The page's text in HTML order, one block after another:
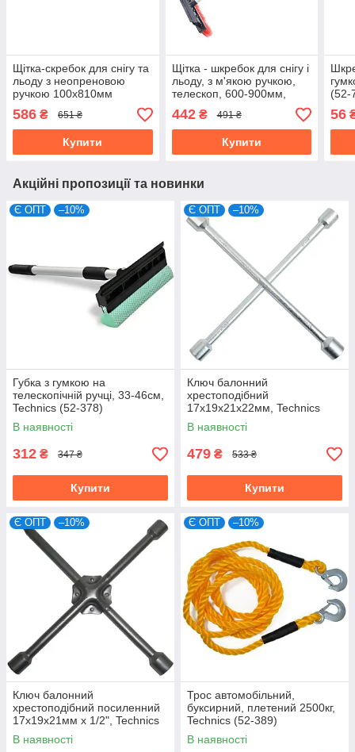
Щітка-скребок для снігу та
льоду з неопреновою
ручкою 100х810мм
автомобільна Technics
(52-807)
586 ₴ 651 ₴
Купити
Щітка - шкребок для снігу і
льоду, з м'якою ручкою,
телескоп, 600-900мм,
Technics (52-798)
442₴ 491 ₴
Купити
(52-
56
Акційні пропозиції та новинки
Є ОПТ –10%
Губка з гумкою на
телескопічній ручці, 33-46см,
Technics (52-378)
В наявності
312 ₴ 347 ₴
Купити
Є ОПТ –10%
Ключ балонний
хрестоподібний
17х19х21х22мм, Technics
(49-380)
В наявності
479 ₴ 533 ₴
Купити
Є ОПТ –10%
Ключ балонний
хрестоподібний посиленний
17х19х21мм x 1/2", Technics
(49-381)
В наявності
Є ОПТ –10%
Трос автомобільний,
буксирний, плетений 2500кг,
Technics (52-389)
В наявності